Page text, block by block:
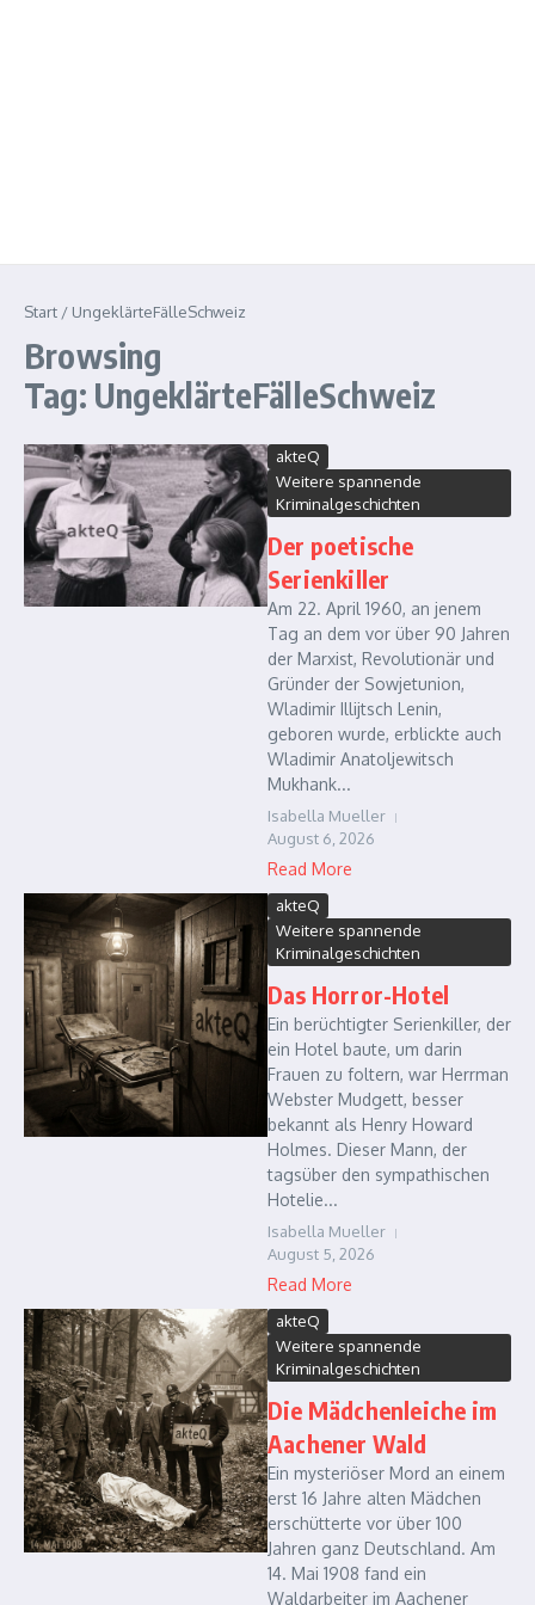
Start / UngeklärteFälleSchweiz
Browsing
Tag: UngeklärteFälleSchweiz
akteQ
Weitere spannende
Kriminalgeschichten
Der poetische
Serienkiller
Am 22. April 1960, an jenem
Tag an dem vor über 90 Jahren
der Marxist, Revolutionär und
Gründer der Sowjetunion,
Wladimir Illijtsch Lenin,
geboren wurde, erblickte auch
Wladimir Anatoljewitsch
Mukhank...
Isabella Mueller
August 6, 2026
Read More
akteQ
Weitere spannende
Kriminalgeschichten
Das Horror-Hotel
Ein berüchtigter Serienkiller, der
ein Hotel baute, um darin
Frauen zu foltern, war Herrman
Webster Mudgett, besser
bekannt als Henry Howard
Holmes. Dieser Mann, der
tagsüber den sympathischen
Hotelie...
Isabella Mueller
August 5, 2026
Read More
akteQ
Weitere spannende
Kriminalgeschichten
Die Mädchenleiche im
Aachener Wald
Ein mysteriöser Mord an einem
erst 16 Jahre alten Mädchen
erschütterte vor über 100
Jahren ganz Deutschland. Am
14. Mai 1908 fand ein
Waldarbeiter im Aachener